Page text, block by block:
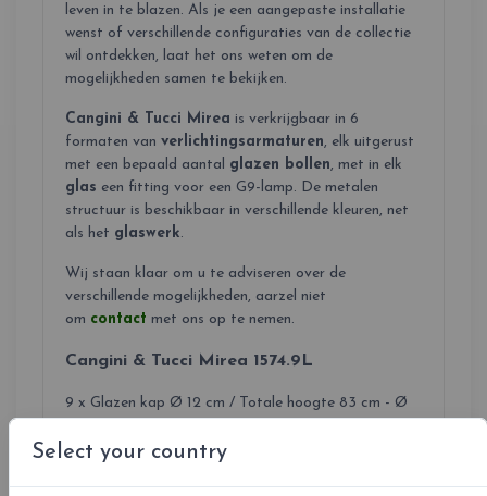
Select your country
leven in te blazen. Als je een aangepaste installatie
wenst of verschillende configuraties van de collectie
wil ontdekken, laat het ons weten om de
mogelijkheden samen te bekijken.
Cangini & Tucci Mirea is verkrijgbaar in 6
formaten van verlichtingsarmaturen, elk uitgerust
met een bepaald aantal glazen bollen, met in elk
glas een fitting voor een G9-lamp. De metalen
structuur is beschikbaar in verschillende kleuren, net
als het glaswerk.
Wij staan klaar om u te adviseren over de
verschillende mogelijkheden, aarzel niet
om contact met ons op te nemen.
Cangini & Tucci Mirea 1574.9L
9 x Glazen kap Ø 12 cm / Totale hoogte 83 cm - Ø
Cangini & Tucci Mirea 1574.12L